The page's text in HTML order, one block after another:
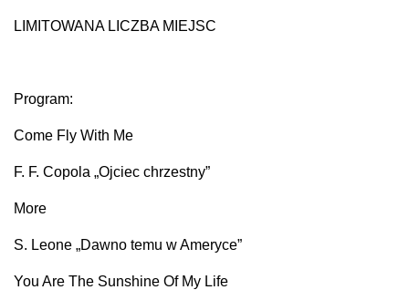
LIMITOWANA LICZBA MIEJSC
Program:
Come Fly With Me
F. F. Copola „Ojciec chrzestny”
More
S. Leone „Dawno temu w Ameryce”
You Are The Sunshine Of My Life